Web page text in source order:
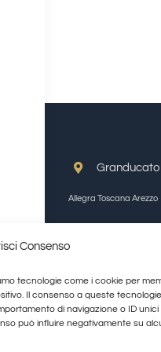
Consenso
tecnologie come i cookie per
Il consenso a queste
di navigazione o ID
può influire negativamente su
Granducato
Allegra Toscana Arezzo
© Copyright 2012 -